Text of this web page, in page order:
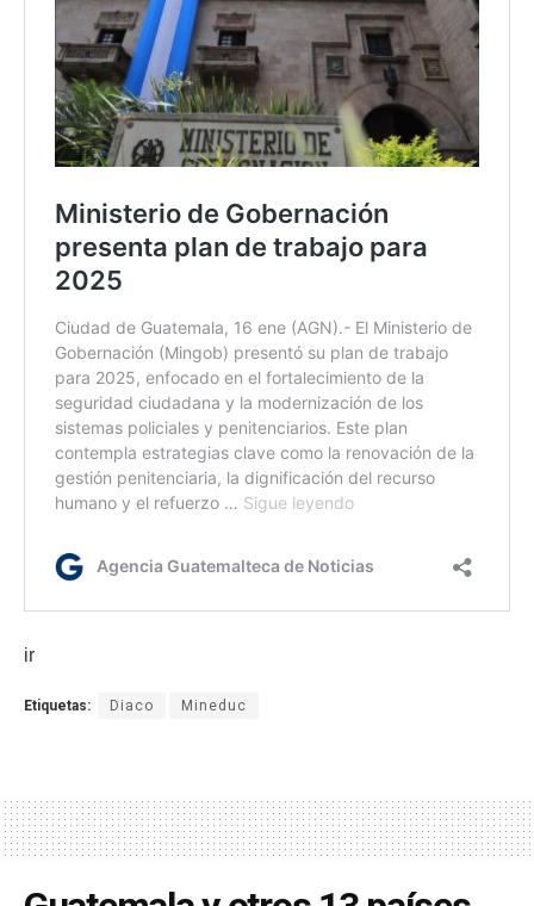
ir
Etiquetas: Diaco Mineduc